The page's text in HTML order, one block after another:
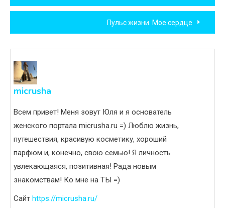
по
записям
Пульс жизни. Мое сердце
micrusha
Всем привет! Меня зовут Юля и я основатель
женского портала micrusha.ru =) Люблю жизнь,
путешествия, красивую косметику, хороший
парфюм и, конечно, свою семью! Я личность
увлекающаяся, позитивная! Рада новым
знакомствам! Ко мне на ТЫ =)
Сайт https://micrusha.ru/